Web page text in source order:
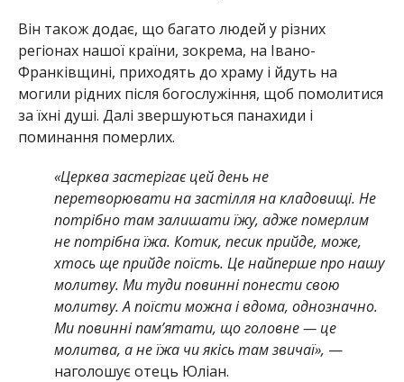
Він також додає, що багато людей у різних
регіонах нашої країни, зокрема, на Івано-
Франківщині, приходять до храму і йдуть на
могили рідних після богослужіння, щоб помолитися
за їхні душі. Далі звершуються панахиди і
поминання померлих.
«Церква застерігає цей день не
перетворювати на застілля на кладовищі. Не
потрібно там залишати їжу, адже померлим
не потрібна їжа. Котик, песик прийде, може,
хтось ще прийде поїсть. Це найперше про нашу
молитву. Ми туди повинні понести свою
молитву. А поїсти можна і вдома, однозначно.
Ми повинні пам’ятати, що головне — це
молитва, а не їжа чи якісь там звичаї», —
наголошує отець Юліан.